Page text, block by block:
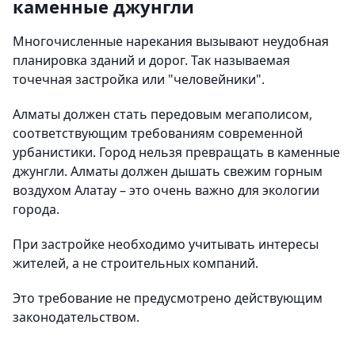
каменные джунгли
Многочисленные нарекания вызывают неудобная
планировка зданий и дорог. Так называемая
точечная застройка или "человейники".
Алматы должен стать передовым мегаполисом,
соответствующим требованиям современной
урбанистики. Город нельзя превращать в каменные
джунгли. Алматы должен дышать свежим горным
воздухом Алатау – это очень важно для экологии
города.
При застройке необходимо учитывать интересы
жителей, а не строительных компаний.
Это требование не предусмотрено действующим
законодательством.